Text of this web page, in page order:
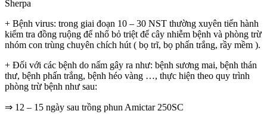
Sherpa
+ Bệnh virus: trong giai đoạn 10 – 30 NST thường xuyên tiến hành
kiểm tra đồng ruộng để nhổ bỏ triệt để cây nhiễm bệnh và phòng trừ
nhóm con trùng chuyên chích hút ( bọ trĩ, bọ phấn trắng, rầy mềm ).
+ Đối với các bệnh do nấm gây ra như: bệnh sương mai, bệnh thán
thư, bệnh phấn trắng, bệnh héo vàng …, thực hiện theo quy trình
phòng trừ bệnh như sau:
⇒ 12 – 15 ngày sau trồng phun Amictar 250SC